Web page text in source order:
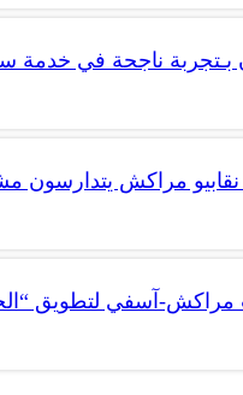
بـتجربة ناجحة في خدمة
مراكش يتدارسون
مراكش-آسفي لتطويق